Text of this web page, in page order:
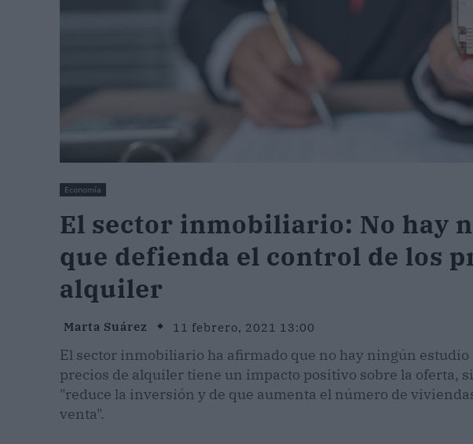
Economía
El sector inmobiliario: No hay
que defienda el control de los
alquiler
Marta Suárez 11 febrero, 2021 13:00
El sector inmobiliario ha afirmado que no hay ningún estudio
precios de alquiler tiene un impacto positivo sobre la oferta,
"reduce la inversión y de que aumenta el número de
venta".